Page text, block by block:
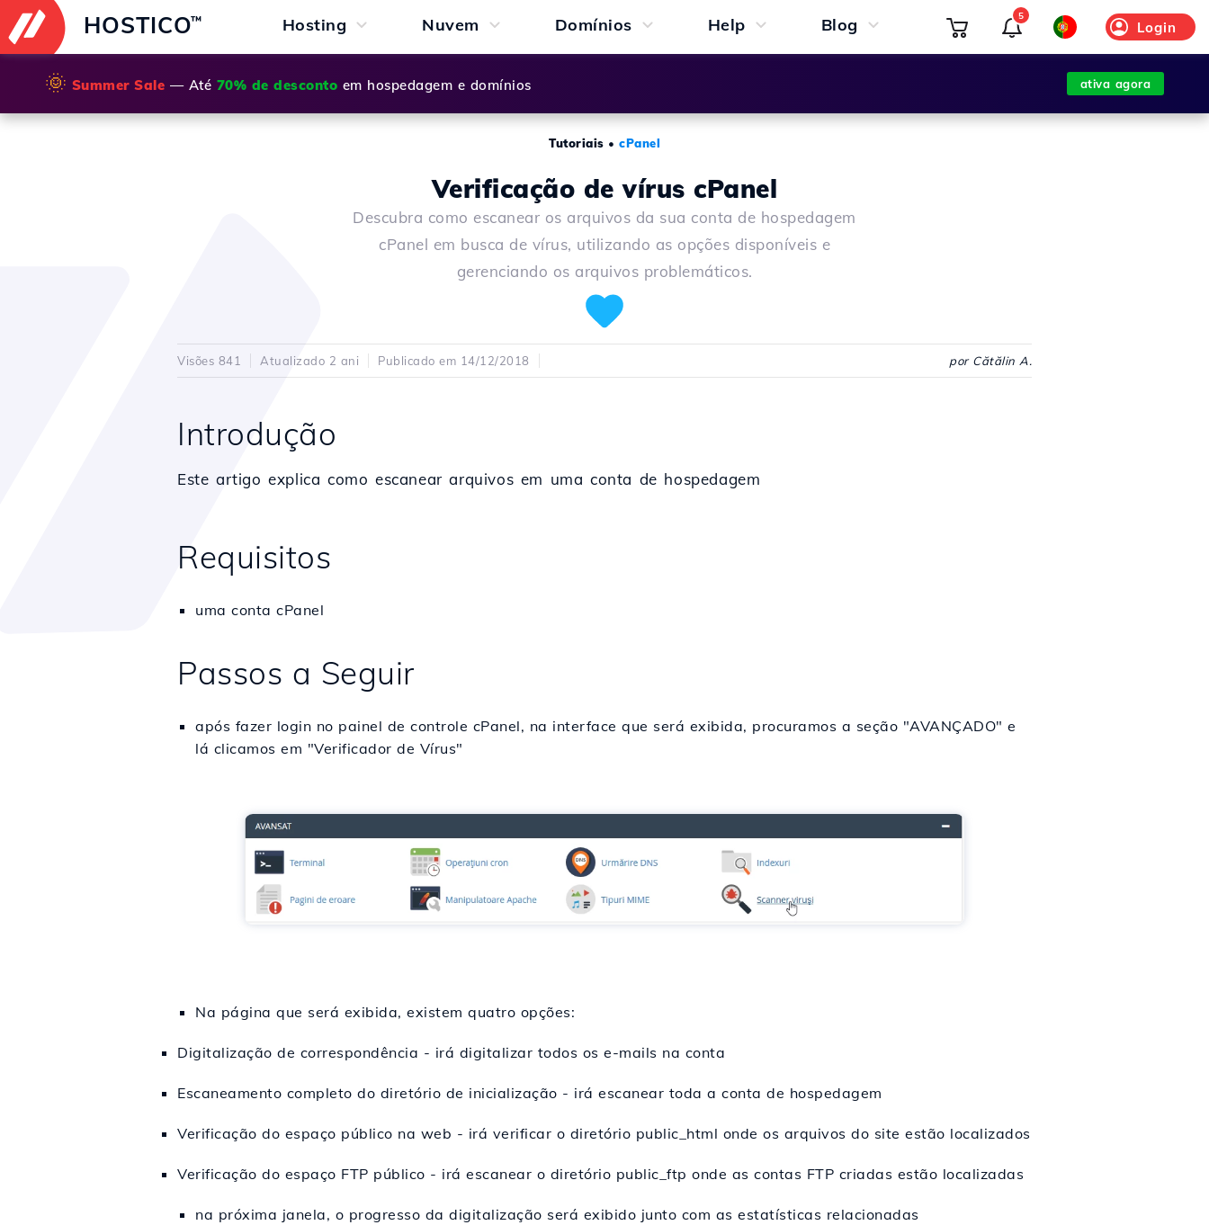
HOSTICO™ Hosting Nuvem Domínios Help Blog Login
5
🌞 Summer Sale — Até 70% de desconto em hospedagem e domínios ativa agora
Tutoriais • cPanel
Verificação de vírus cPanel
Descubra como escanear os arquivos da sua conta de hospedagem
cPanel em busca de vírus, utilizando as opções disponíveis e
gerenciando os arquivos problemáticos.
Visões 841 Atualizado 2 ani Publicado em 14/12/2018 por Cătălin A.
Introdução
Este artigo explica como escanear arquivos em uma conta de hospedagem
Requisitos
uma conta cPanel
Passos a Seguir
após fazer login no painel de controle cPanel, na interface que será exibida, procuramos a seção "AVANÇADO" e
lá clicamos em "Verificador de Vírus"
Na página que será exibida, existem quatro opções:
Digitalização de correspondência - irá digitalizar todos os e-mails na conta
Escaneamento completo do diretório de inicialização - irá escanear toda a conta de hospedagem
Verificação do espaço público na web - irá verificar o diretório public_html onde os arquivos do site estão localizados
Verificação do espaço FTP público - irá escanear o diretório public_ftp onde as contas FTP criadas estão localizadas
na próxima janela, o progresso da digitalização será exibido junto com as estatísticas relacionadas